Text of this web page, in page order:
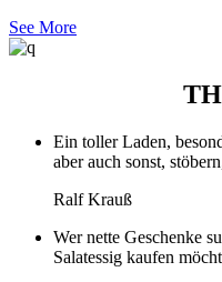
See More
Ein toller Laden,
aber auch sonst,
Ralf Krauß
Wer nette Geschenke
Salatessig kaufen